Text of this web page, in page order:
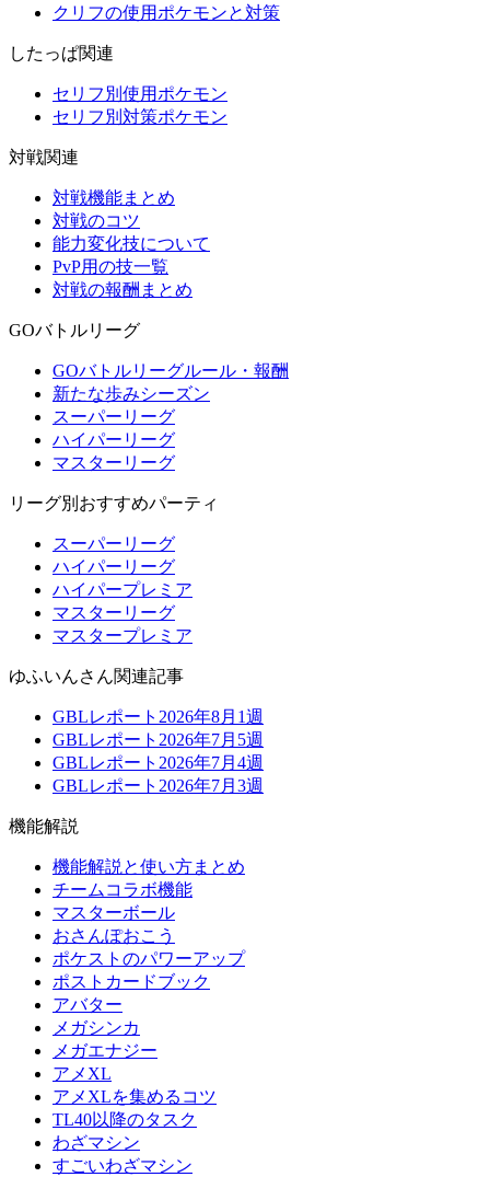
クリフの使用ポケモンと対策
したっぱ関連
セリフ別使用ポケモン
セリフ別対策ポケモン
対戦関連
対戦機能まとめ
対戦のコツ
能力変化技について
PvP用の技一覧
対戦の報酬まとめ
GOバトルリーグ
GOバトルリーグルール・報酬
新たな歩みシーズン
スーパーリーグ
ハイパーリーグ
マスターリーグ
リーグ別おすすめパーティ
スーパーリーグ
ハイパーリーグ
ハイパープレミア
マスターリーグ
マスタープレミア
ゆふいんさん関連記事
GBLレポート2026年8月1週
GBLレポート2026年7月5週
GBLレポート2026年7月4週
GBLレポート2026年7月3週
機能解説
機能解説と使い方まとめ
チームコラボ機能
マスターボール
おさんぽおこう
ポケストのパワーアップ
ポストカードブック
アバター
メガシンカ
メガエナジー
アメXL
アメXLを集めるコツ
TL40以降のタスク
わざマシン
すごいわざマシン